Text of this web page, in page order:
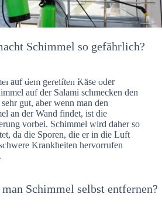
in
– Ihr Helfer an
Schimmel so gefährlich?
auf dem gereiften Käse oder
auf der Salami schmecken den
gut, aber wenn man den
an der Wand findet, ist die
vorbei. Schimmel wird daher so
da die Sporen, die er in die Luft
Krankheiten hervorrufen
Schimmel selbst entfernen?